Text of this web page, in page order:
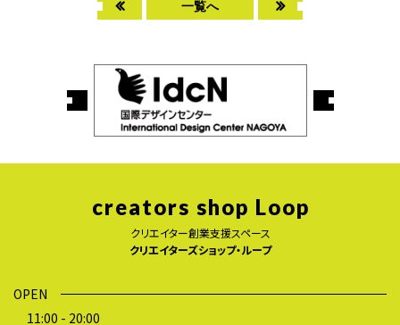
一覧へ
creators shop Loop
クリエイター創業支援スペース
クリエイターズショップ・ループ
OPEN
11:00 - 20:00